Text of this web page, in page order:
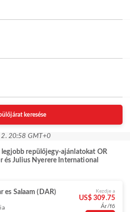
keresése
2. 20:58 GMT+0
legjobb repülőjegy-ajánlatokat OR
és Julius Nyerere International
es Salaam (DAR) Kezdje a
US$ 309.75
Ár/fő